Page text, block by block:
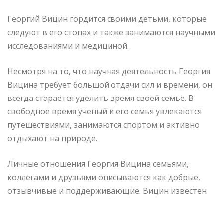
Георгий Вицин гордится своими детьми, которые
следуют в его стопах и также занимаются научными
исследованиями и медициной.
Несмотря на то, что научная деятельность Георгия
Вицина требует большой отдачи сил и времени, он
всегда старается уделить время своей семье. В
свободное время ученый и его семья увлекаются
путешествиями, занимаются спортом и активно
отдыхают на природе.
Личные отношения Георгия Вицина семьями,
коллегами и друзьями описываются как добрые,
отзывчивые и поддерживающие. Вицин известен